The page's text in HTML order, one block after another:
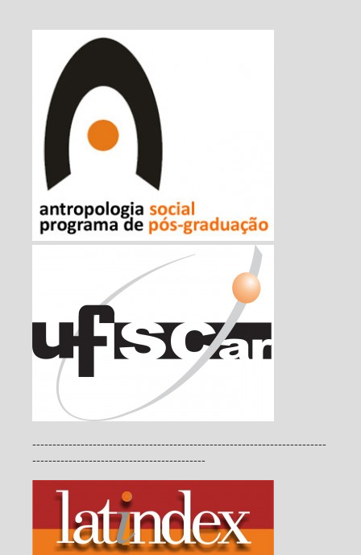
-------------------------------------------------------------------------
-------------------------------------------